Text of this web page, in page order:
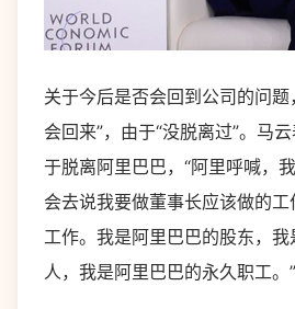
关于今后是否会回到公司的问题
会回来”，由于“没脱离过”。马
于脱离阿里巴巴，“阿里呼喊，
会去说我要做董事长应该做的
工作。我是阿里巴巴的股东，
人，我是阿里巴巴的永久职工。”